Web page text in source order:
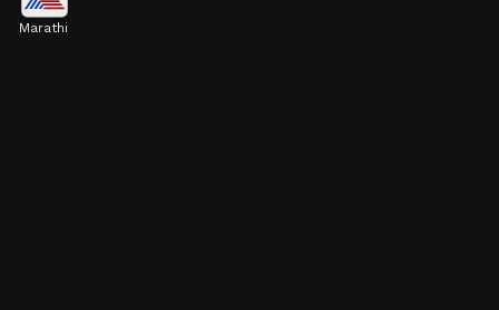
ऑफिस, कॉलेज, प्रवास किंवा रोजच्या रुटीनसाठी हे कटवर्क
Marathi